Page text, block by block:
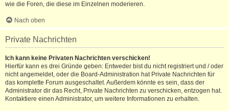
wie die Foren, die diese im Einzelnen moderieren.
Nach oben
Private Nachrichten
Ich kann keine Privaten Nachrichten verschicken!
Hierfür kann es drei Gründe geben: Entweder bist du nicht registriert und / oder
nicht angemeldet, oder die Board-Administration hat Private Nachrichten für
das komplette Forum ausgeschaltet. Außerdem könnte es sein, dass der
Administrator dir das Recht, Private Nachrichten zu verschicken, entzogen hat.
Kontaktiere einen Administrator, um weitere Informationen zu erhalten.